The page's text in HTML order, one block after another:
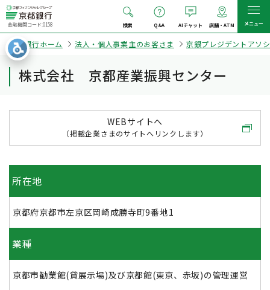
金融機関コード:0158 検索 Q&A AIチャット 店舗・ATM メニュー
京都銀行ホーム 法人・個人事業主のお客さま 京銀プレジデントアソ
株式会社 京都産業振興センター
WEBサイトへ
（掲載企業さまのサイトへリンクします）
所在地
京都府京都市左京区岡崎成勝寺町9番地1
業種
京都市勧業館(貸展示場)及び京都館(東京、赤坂)の管理運営